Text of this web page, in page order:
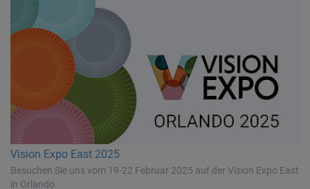
Vision Expo East 2025
Besuchen Sie uns vom 19-22 Februar 2025 auf der Vision Expo East
in Orlando.